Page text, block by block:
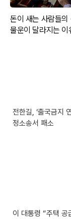
전한길, ‘출국금지
정소송서 패소
이 대통령 “주택 공